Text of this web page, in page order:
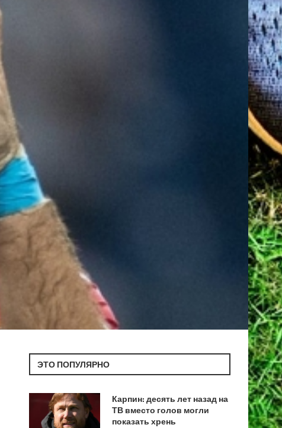
ЭТО ПОПУЛЯРНО
Карпин: десять лет назад на
ТВ вместо голов могли
показать хрень